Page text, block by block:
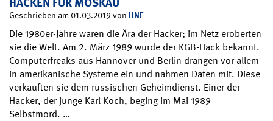
Geschrieben am 01.03.2019 von HNF
Die 1980er-Jahre waren die Ära der Hacker; im Netz eroberten
sie die Welt. Am 2. März 1989 wurde der KGB-Hack bekannt.
Computerfreaks aus Hannover und Berlin drangen vor allem
in amerikanische Systeme ein und nahmen Daten mit. Diese
verkauften sie dem russischen Geheimdienst. Einer der
Hacker, der junge Karl Koch, beging im Mai 1989
Selbstmord. …